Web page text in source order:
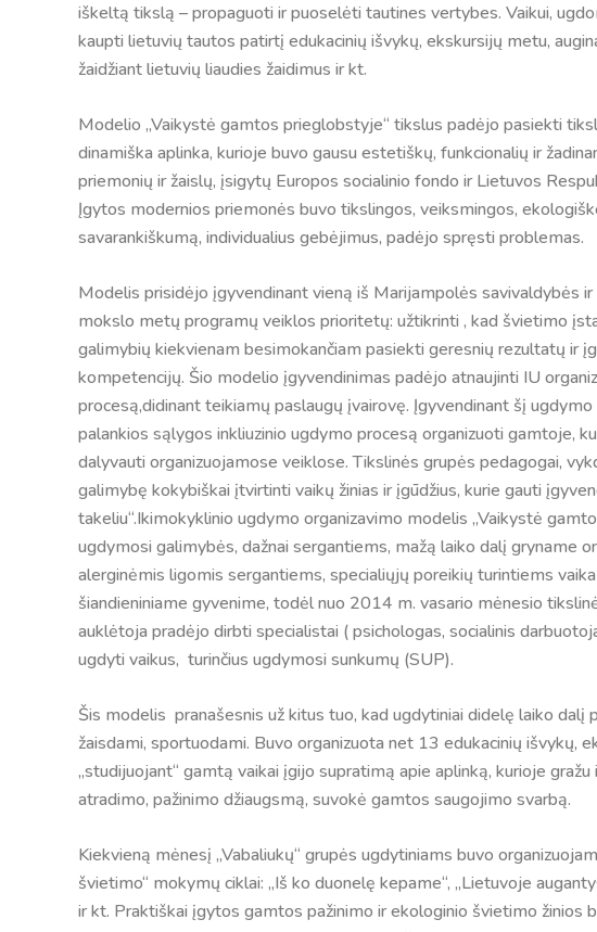
iškeltą tikslą – propaguoti ir puoselėti tautines vertybes. Vaikui,
kaupti lietuvių tautos patirtį edukacinių išvykų, ekskursijų metu,
žaidžiant lietuvių liaudies žaidimus ir kt.
Modelio „Vaikystė gamtos prieglobstyje“ tikslus padėjo pasiekti
dinamiška aplinka, kurioje buvo gausu estetiškų, funkcionalių ir
priemonių ir žaislų, įsigytų Europos socialinio fondo ir Lietuvos
Įgytos modernios priemonės buvo tikslingos, veiksmingos,
savarankiškumą, individualius gebėjimus, padėjo spręsti problemas.
Modelis prisidėjo įgyvendinant vieną iš Marijampolės
mokslo metų programų veiklos prioritetų: užtikrinti , kad švietimo
galimybių kiekvienam besimokančiam pasiekti geresnių rezultatų ir
kompetencijų. Šio modelio įgyvendinimas padėjo atnaujinti IU
procesą,didinant teikiamų paslaugų įvairovę. Įgyvendinant šį
palankios sąlygos inkliuzinio ugdymo procesą organizuoti gamtoje,
dalyvauti organizuojamose veiklose. Tikslinės grupės pedagogai,
galimybę kokybiškai įtvirtinti vaikų žinias ir įgūdžius, kurie gauti
takeliu“.Ikimokyklinio ugdymo organizavimo modelis „Vaikystė
ugdymosi galimybės, dažnai sergantiems, mažą laiko dalį gryname
alerginėmis ligomis sergantiems, specialiųjų poreikių turintiems
šiandieniniame gyvenime, todėl nuo 2014 m. vasario mėnesio
auklėtoja pradėjo dirbti specialistai ( psichologas, socialinis
ugdyti vaikus, turinčius ugdymosi sunkumų (SUP).
Šis modelis pranašesnis už kitus tuo, kad ugdytiniai didelę laiko dalį
žaisdami, sportuodami. Buvo organizuota net 13 edukacinių išvykų,
„studijuojant“ gamtą vaikai įgijo supratimą apie aplinką, kurioje
atradimo, pažinimo džiaugsmą, suvokė gamtos saugojimo svarbą.
Kiekvieną mėnesį „Vabaliukų“ grupės ugdytiniams buvo
švietimo“ mokymų ciklai: „Iš ko duonelę kepame“, „Lietuvoje
ir kt. Praktiškai įgytos gamtos pažinimo ir ekologinio švietimo žinios